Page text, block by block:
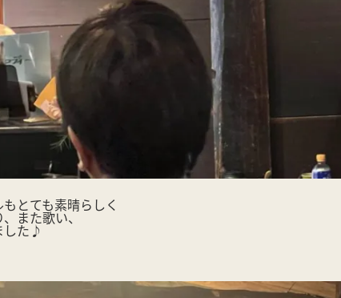
とても素晴らしく
また歌い、
した♪